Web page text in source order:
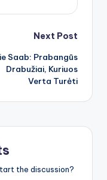
Next Post
Saab: Prabangūs
Drabužiai, Kuriuos
Verta Turėti
the discussion?